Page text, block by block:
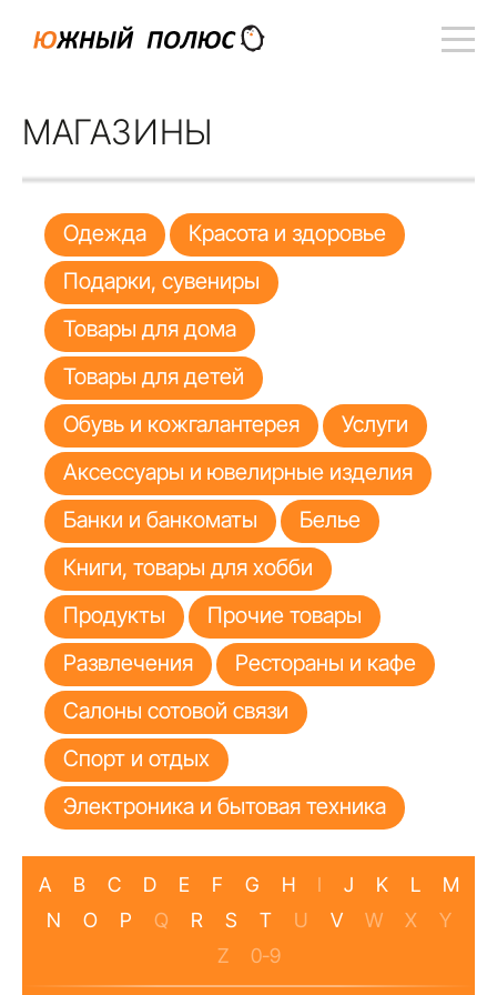
МАГАЗИНЫ
Одежда
Красота и здоровье
Подарки, сувениры
Товары для дома
Товары для детей
Обувь и кожгалантерея
Услуги
Аксессуары и ювелирные изделия
Банки и банкоматы
Белье
Книги, товары для хобби
Продукты
Прочие товары
Развлечения
Рестораны и кафе
Салоны сотовой связи
Спорт и отдых
Электроника и бытовая техника
A B C D E F G H I J K L
M
N
O P Q R S T U V W X
Y
Z
0-9